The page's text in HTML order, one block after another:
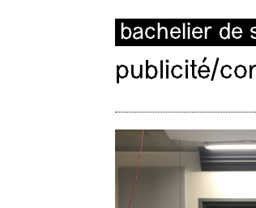
bachelier de
publicité/